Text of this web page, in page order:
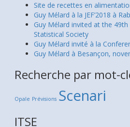
Site de recettes en
Guy Mélard à la JEF’2018 à
Guy Mélard invited at the
Statistical Society
Guy Mélard invité à la
Guy Mélard à Besançon,
Recherche par mot-
Opale Prévisions Scenari
ITSE